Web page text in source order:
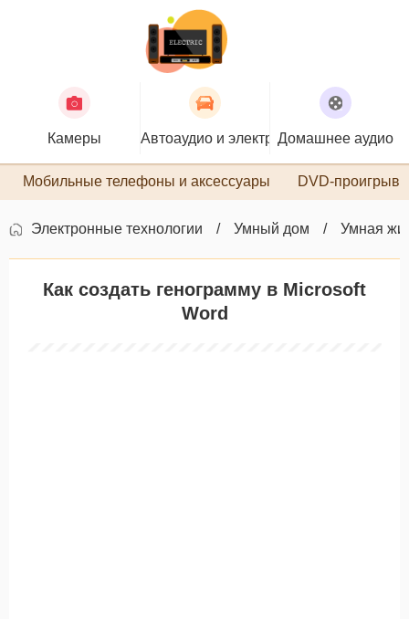
Камеры Автоаудио и электроникаДомашнее аудио
Мобильные телефоны и аксессуары DVD-
Электронные технологии Умный дом Умная
Как создать генограмму в Microsoft
Word